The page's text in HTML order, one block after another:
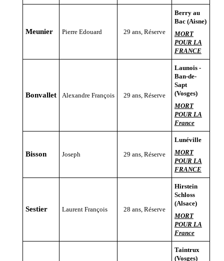
Meunier Pierre Edouard 29 ans, Réserve
Berry au
Bac (Aisne)
MORT
POUR LA
FRANCE
Bonvallet Alexandre François 29 ans, Réserve
Launois -
Ban-de-
Sapt
(Vosges)
MORT
POUR LA
France
Bisson Joseph 29 ans, Réserve
Lunéville
MORT
POUR LA
FRANCE
Sestier Laurent François 28 ans, Réserve
Hirstein
Schloss
(Alsace)
MORT
POUR LA
France
Taintrux
(Vosges)